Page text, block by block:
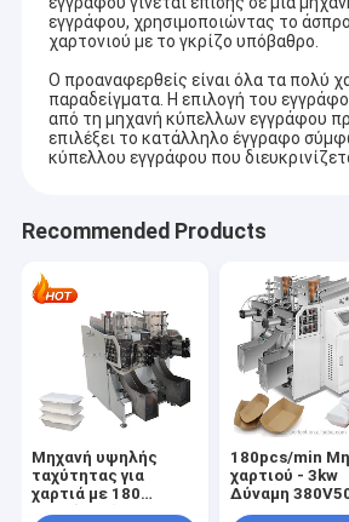
εγγράφου, χρησιμοποιώντας το
χαρτονιού με το γκρίζο υπόβαθρο.
Ο προαναφερθείς είναι όλα τα πολύ
παραδείγματα. Η επιλογή του
από τη μηχανή κύπελλων εγγράφου
επιλέξει το κατάλληλο έγγραφο
κύπελλου εγγράφου που
Recommended Products
Μηχανή υψηλής
ταχύτητας για
χαρτιά με 180
κομμάτια/λεπτο
180pcs/min
χαρτιού - 3kw
Δύναμη
πηγή